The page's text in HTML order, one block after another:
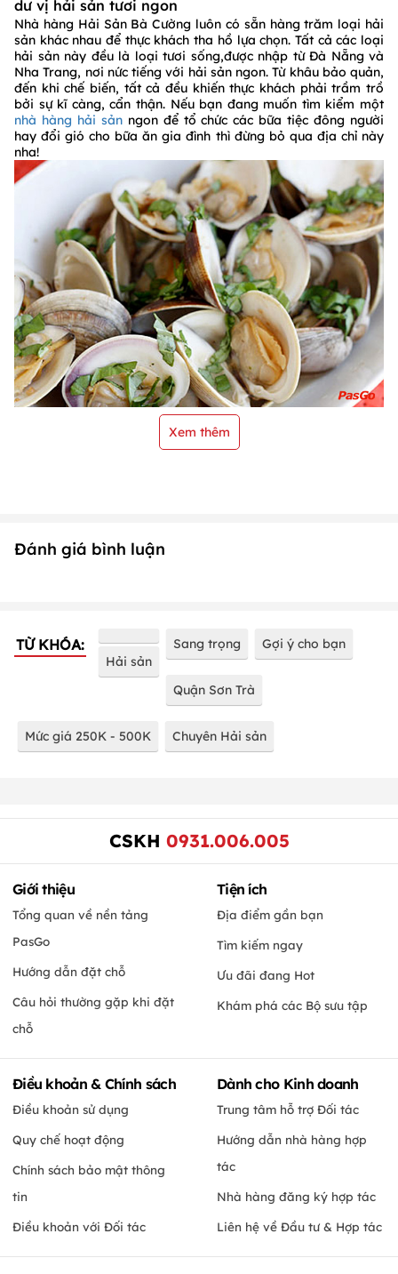
dư vị hải sản tươi ngon
Nhà hàng Hải Sản Bà Cường luôn có sẵn hàng trăm loại hải
sản khác nhau để thực khách tha hồ lựa chọn. Tất cả các loại
hải sản này đều là loại tươi sống,được nhập từ Đà Nẵng và
Nha Trang, nơi nức tiếng với hải sản ngon. Từ khâu bảo quản,
đến khi chế biến, tất cả đều khiến thực khách phải trầm trồ
bởi sự kĩ càng, cẩn thận. Nếu bạn đang muốn tìm kiểm một
nhà hàng hải sảnngon để tổ chức các bữa tiệc đông người
hay đổi gió cho bữa ăn gia đình thì đừng bỏ qua địa chỉ này
nha!
Xem thêm
Đánh giá bình luận
TỪ KHÓA:
Hải sản
Sang trọng Gợi ý cho bạn
Quận Sơn Trà
Mức giá 250K - 500K Chuyên Hải sản
CSKH 0931.006.005
Giới thiệu
Tổng quan về nền tảng
PasGo
Hướng dẫn đặt chỗ
Câu hỏi thường gặp khi đặt
chỗ
Tiện ích
Địa điểm gần bạn
Tìm kiếm ngay
Ưu đãi đang Hot
Khám phá các Bộ sưu tập
Điều khoản & Chính sách
Điều khoản sử dụng
Quy chế hoạt động
Chính sách bảo mật thông
tin
Điều khoản với Đối tác
Dành cho Kinh doanh
Trung tâm hỗ trợ Đối tác
Hướng dẫn nhà hàng hợp
tác
Nhà hàng đăng ký hợp tác
Liên hệ về Đầu tư & Hợp tác